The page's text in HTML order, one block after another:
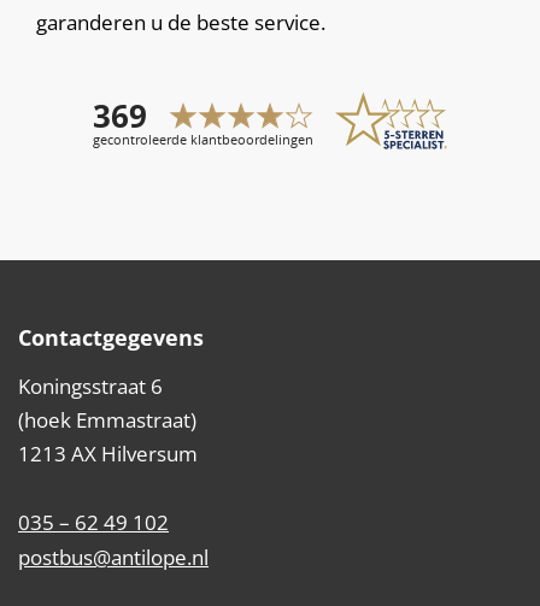
garanderen u de beste service.
Contactgegevens
Koningsstraat 6
(hoek Emmastraat)
1213 AX Hilversum
035 – 62 49 102
postbus@antilope.nl